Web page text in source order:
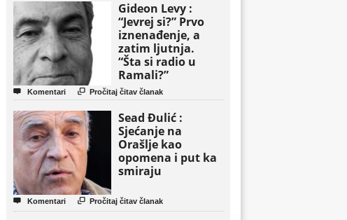
Gideon Levy :
“Jevrej si?” Prvo
iznenađenje, a
zatim ljutnja.
“Šta si radio u
Ramali?”
 Komentari  Pročitaj čitav članak
Sead Đulić :
Sjećanje na
Orašlje kao
opomena i put ka
smiraju
 Komentari  Pročitaj čitav članak